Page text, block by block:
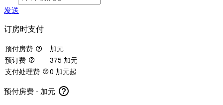
发送
订房时支付
预付房费 help_outline
加元
预订费 help_outline
375 加元
支付处理费 help_outline0 加元起
预付房费 - 加元 help_outline